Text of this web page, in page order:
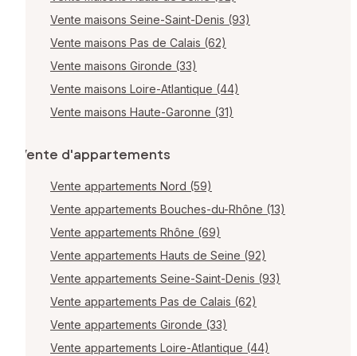
Vente maisons Seine-Saint-Denis (93)
Vente maisons Pas de Calais (62)
Vente maisons Gironde (33)
Vente maisons Loire-Atlantique (44)
Vente maisons Haute-Garonne (31)
Vente d'appartements
Vente appartements Nord (59)
Vente appartements Bouches-du-Rhône (13)
Vente appartements Rhône (69)
Vente appartements Hauts de Seine (92)
Vente appartements Seine-Saint-Denis (93)
Vente appartements Pas de Calais (62)
Vente appartements Gironde (33)
Vente appartements Loire-Atlantique (44)